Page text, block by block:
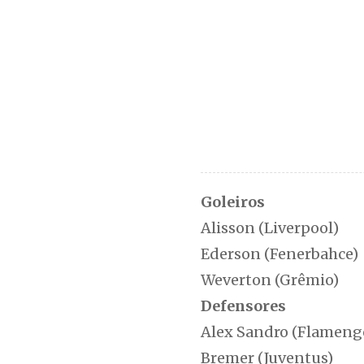
Goleiros
Alisson (Liverpool)
Ederson (Fenerbahce)
Weverton (Grêmio)
Defensores
Alex Sandro
Bremer (Juventus)